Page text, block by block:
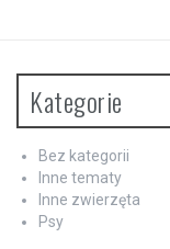
Kategorie
Bez kategorii
Inne tematy
Inne zwierzęta
Psy